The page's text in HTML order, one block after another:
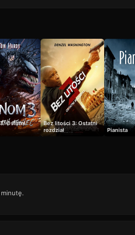
Ostatni
Bez litości 3: Ostatni
rozdział
Pianista
minutę.